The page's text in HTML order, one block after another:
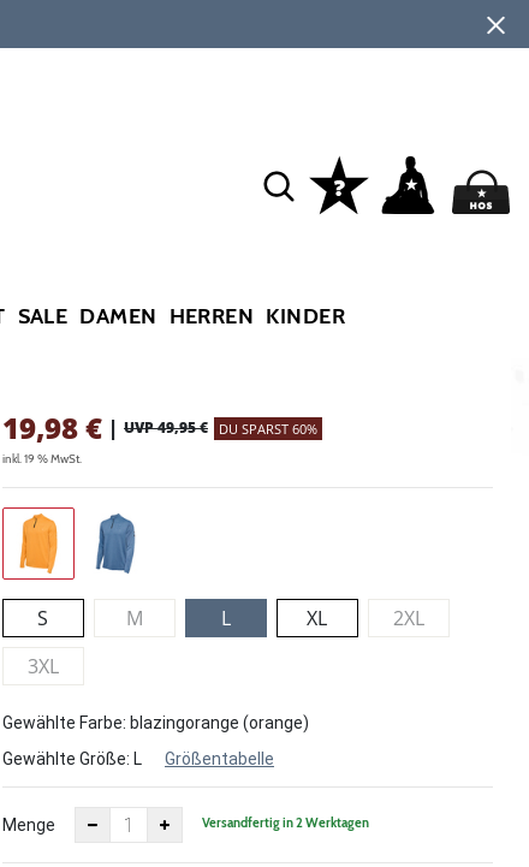
SALE DAMEN HERREN KINDER
19,98€ | UVP 49,95 € DU SPARST 60%
inkl. 19 % MwSt.
S M L XL
2XL
3XL
Gewählte Farbe: blazingorange (orange)
Gewählte Größe: L Größentabelle
Menge Versandfertig in 2 Werktagen